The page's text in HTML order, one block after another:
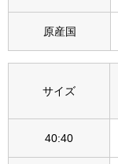
原産国
サイズ
40:40